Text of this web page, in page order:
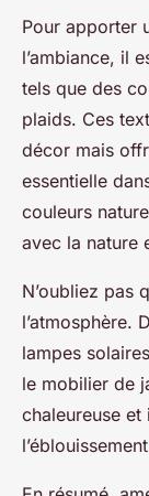
Pour apporter
l’ambiance, il
tels que des
plaids. Ces
décor mais
essentielle
couleurs
avec la nature
N’oubliez pas
l’atmosphère.
lampes
le mobilier de
chaleureuse et